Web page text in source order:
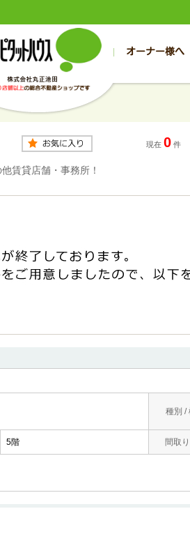
広の1000万円以下
帯広の1000万～2000万円
帯広の2000万～3000万円
帯広の賃貸
帯広の賃貸ア
川の1000万円以下
旭川の1000万～2000万円
旭川の2000万～3000万円
旭川の賃貸
旭川の賃貸ア
オーナー様へ
お客様の声
入居者様専用（帯広店）
現在 0 件
賃貸店舗・事務所！
種別 /
5階 間取